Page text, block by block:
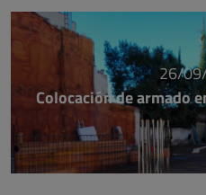
26/
Colocación de armado